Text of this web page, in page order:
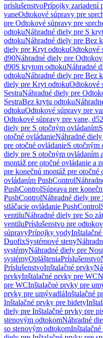
príslušenstvoPrípojky zariadení
vaneOdtokové súpravy pre
pre Odtokové súpravy pre
odtokuNáhradné diely pre S
odtokuNáhradné diely pre Bez
diely pre Kryt odtokuOdtokové
d90Náhradné diely pre
d90S krytom odtokuNáhradné
odtokuNáhradné diely pre Bez
diely pre Kryt odtokuOdtokové
SestraNáhradné diely pre
SestraBez krytu odtoku
odtokuOdtokové súpravy pre
Odtokové súpravy pre vane, d52
diely pre S otočným ovládaním
otočné ovládanieNáhradné
pre otočné ovládanieS otočným
diely pre S otočným ovládaním
montáž pre otočné ovládanie a
pre konečnú montáž pre otočné
ovládaním PushControl
PushControlSúprava pre
PushControlNáhradné diely pre
stláčacie ovládanie PushControl
ventiluNáhradné diely pre So
ventiluPríslušenstvo pre
súpravyPrípojky vody
DuofixSystémové steny
systémyNáhradné diely pre
systémyOplášteniaPríslušenstvo
PríslušenstvoInštalačné prvky
prvkyInštalačné prvky pre WC
pre WCInštalačné prvky pre
prvky pre umývadláInštalačné
Inštalačné prvky pre bidety
diely pre Inštalačné prvky pre
stenovým odtokomNáhradné
so stenovým odtokom